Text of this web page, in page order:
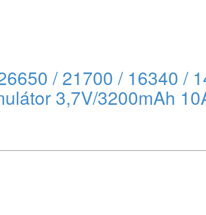
/ 21700 / 16340 /
3,7V/3200mAh